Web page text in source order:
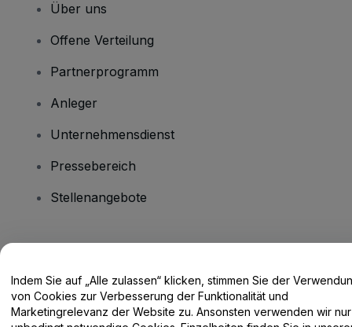
Über uns
Offene Verteilung
Partnerprogramm
Anleger
Unternehmensdienst
Pressebereich
Stellenangebote
Hilfe-Center / Kontakt
Indem Sie auf „Alle zulassen“ klicken, stimmen Sie der
von Cookies zur Verbesserung der Funktionalität und
Marketingrelevanz der Website zu. Ansonsten verwenden wir nur